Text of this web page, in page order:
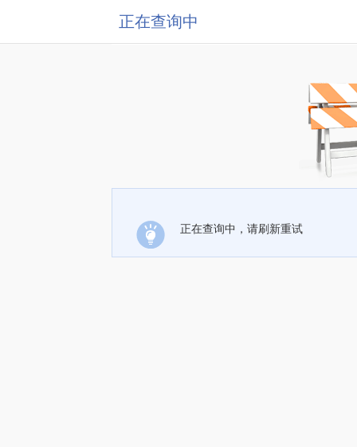
正在查询中
正在查询中，请刷新重试